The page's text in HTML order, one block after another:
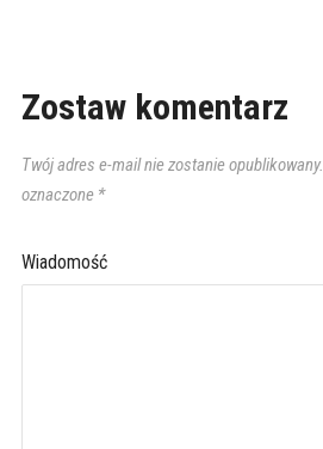
Zostaw komentarz
Twój adres e-mail nie zostanie opublikowany.
oznaczone *
Wiadomość